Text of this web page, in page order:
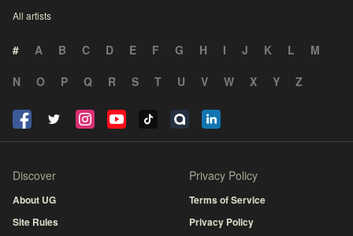
All artists
# A B C D E F G H I J K L
M
N
O P Q R S T U V W X Y Z
Discover
About UG
Site Rules
Privacy Policy
Terms of Service
Privacy Policy